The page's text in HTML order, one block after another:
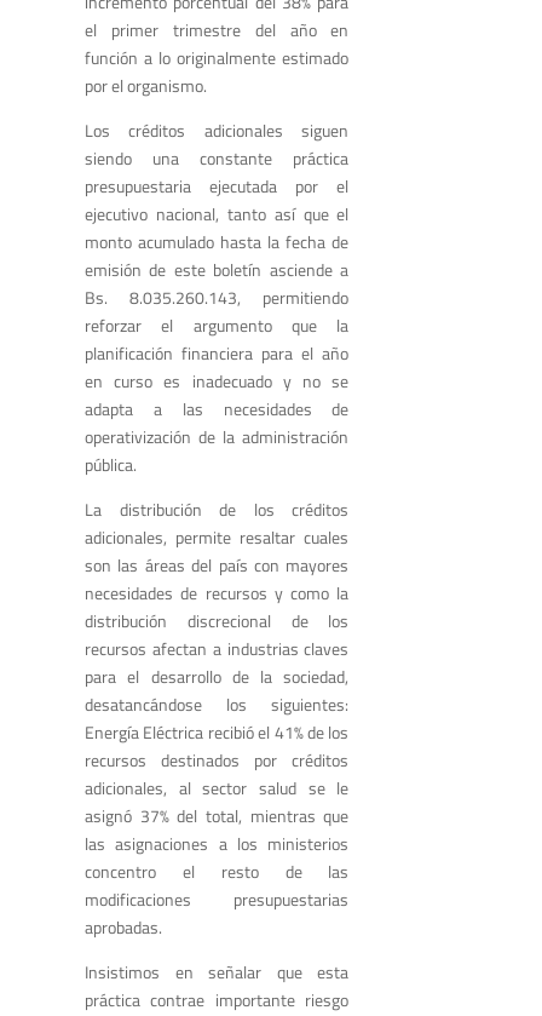
el primer trimestre del año en
función a lo originalmente estimado
por el organismo.
Los créditos adicionales siguen
siendo una constante práctica
presupuestaria ejecutada por el
ejecutivo nacional, tanto así que el
monto acumulado hasta la fecha de
emisión de este boletín asciende a
Bs. 8.035.260.143, permitiendo
reforzar el argumento que la
planificación financiera para el año
en curso es inadecuado y no se
adapta a las necesidades de
operativización de la administración
pública.
La distribución de los créditos
adicionales, permite resaltar cuales
son las áreas del país con mayores
necesidades de recursos y como la
distribución discrecional de los
recursos afectan a industrias claves
para el desarrollo de la sociedad,
desatancándose los siguientes:
Energía Eléctrica recibió el 41% de los
recursos destinados por créditos
adicionales, al sector salud se le
asignó 37% del total, mientras que
las asignaciones a los ministerios
concentro el resto de las
modificaciones presupuestarias
aprobadas.
Insistimos en señalar que esta
práctica contrae importante riesgo